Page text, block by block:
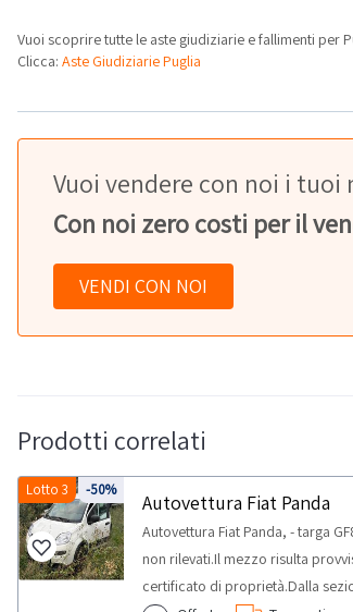
Vuoi scoprire tutte le aste giudiziarie e fallimenti per
Clicca: Aste Giudiziarie Puglia
Vuoi vendere con noi i tuoi
Con noi zero costi per il
VENDI CON NOI
Prodotti correlati
-50%
Lotto 3
Autovettura Fiat Panda
Autovettura Fiat Panda, - targa
non rilevati.Il mezzo risulta
certificato di proprietà.Dalla